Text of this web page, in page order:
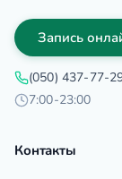
Запись
(050) 437-77-
7:00-23:00
Контакты